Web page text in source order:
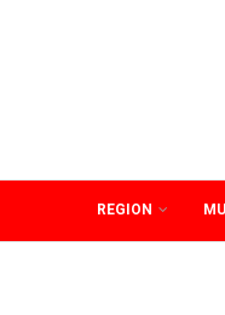
REGION